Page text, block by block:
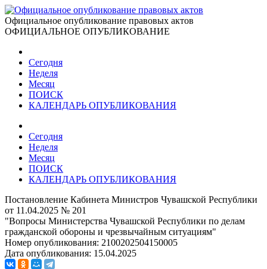
Официальное опубликование правовых актов
ОФИЦИАЛЬНОЕ ОПУБЛИКОВАНИЕ
Сегодня
Неделя
Месяц
ПОИСК
КАЛЕНДАРЬ ОПУБЛИКОВАНИЯ
Сегодня
Неделя
Месяц
ПОИСК
КАЛЕНДАРЬ ОПУБЛИКОВАНИЯ
Постановление Кабинета Министров Чувашской Республики
от 11.04.2025 № 201
"Вопросы Министерства Чувашской Республики по делам
гражданской обороны и чрезвычайным ситуациям"
Номер опубликования: 2100202504150005
Дата опубликования: 15.04.2025